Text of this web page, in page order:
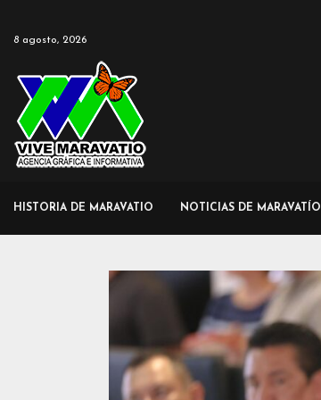
8 agosto, 2026
HISTORIA DE MARAVATIO NOTICIAS DE MARAVATÍO